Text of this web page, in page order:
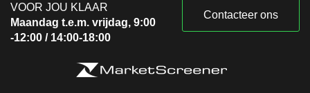
VOOR JOU KLAAR
Maandag t.e.m. vrijdag, 9:00
-12:00 / 14:00-18:00
Contacteer ons